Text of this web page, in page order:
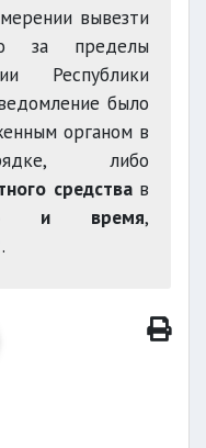
вывезти
за пределы
Республики
было
органом в
либо
средства в
и время,
.